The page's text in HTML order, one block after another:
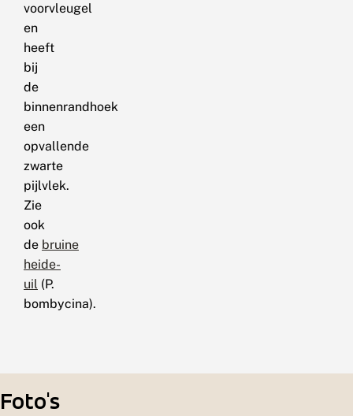
voorvleugel
en
heeft
bij
de
binnenrandhoek
een
opvallende
zwarte
pijlvlek.
Zie
ook
de bruine
heide-
uil (P.
bombycina).
Foto's